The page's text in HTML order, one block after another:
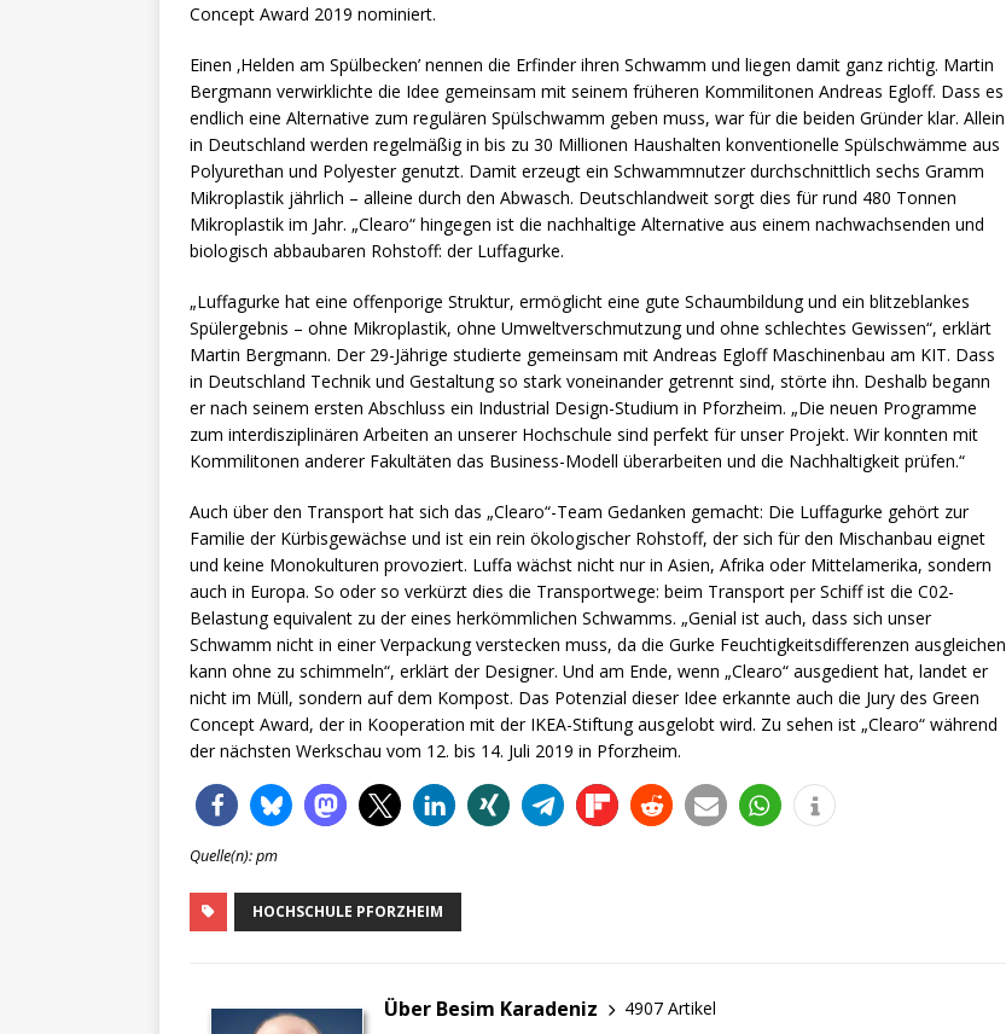
Concept Award 2019 nominiert.
Einen ‚Helden am Spülbecken’ nennen die Erfinder ihren Schwamm und liegen damit ganz richtig. Martin
Bergmann verwirklichte die Idee gemeinsam mit seinem früheren Kommilitonen Andreas Egloff. Dass es
endlich eine Alternative zum regulären Spülschwamm geben muss, war für die beiden Gründer klar. Allein
in Deutschland werden regelmäßig in bis zu 30 Millionen Haushalten konventionelle Spülschwämme aus
Polyurethan und Polyester genutzt. Damit erzeugt ein Schwammnutzer durchschnittlich sechs Gramm
Mikroplastik jährlich – alleine durch den Abwasch. Deutschlandweit sorgt dies für rund 480 Tonnen
Mikroplastik im Jahr. „Clearo“ hingegen ist die nachhaltige Alternative aus einem nachwachsenden und
biologisch abbaubaren Rohstoff: der Luffagurke.
„Luffagurke hat eine offenporige Struktur, ermöglicht eine gute Schaumbildung und ein blitzeblankes
Spülergebnis – ohne Mikroplastik, ohne Umweltverschmutzung und ohne schlechtes Gewissen“, erklärt
Martin Bergmann. Der 29-Jährige studierte gemeinsam mit Andreas Egloff Maschinenbau am KIT. Dass
in Deutschland Technik und Gestaltung so stark voneinander getrennt sind, störte ihn. Deshalb begann
er nach seinem ersten Abschluss ein Industrial Design-Studium in Pforzheim. „Die neuen Programme
zum interdisziplinären Arbeiten an unserer Hochschule sind perfekt für unser Projekt. Wir konnten mit
Kommilitonen anderer Fakultäten das Business-Modell überarbeiten und die Nachhaltigkeit prüfen.“
Auch über den Transport hat sich das „Clearo“-Team Gedanken gemacht: Die Luffagurke gehört zur
Familie der Kürbisgewächse und ist ein rein ökologischer Rohstoff, der sich für den Mischanbau eignet
und keine Monokulturen provoziert. Luffa wächst nicht nur in Asien, Afrika oder Mittelamerika, sondern
auch in Europa. So oder so verkürzt dies die Transportwege: beim Transport per Schiff ist die C02-
Belastung equivalent zu der eines herkömmlichen Schwamms. „Genial ist auch, dass sich unser
Schwamm nicht in einer Verpackung verstecken muss, da die Gurke Feuchtigkeitsdifferenzen ausgleichen
kann ohne zu schimmeln“, erklärt der Designer. Und am Ende, wenn „Clearo“ ausgedient hat, landet er
nicht im Müll, sondern auf dem Kompost. Das Potenzial dieser Idee erkannte auch die Jury des Green
Concept Award, der in Kooperation mit der IKEA-Stiftung ausgelobt wird. Zu sehen ist „Clearo“ während
der nächsten Werkschau vom 12. bis 14. Juli 2019 in Pforzheim.
Quelle(n): pm
HOCHSCHULE PFORZHEIM
Über Besim Karadeniz
4907 Artikel